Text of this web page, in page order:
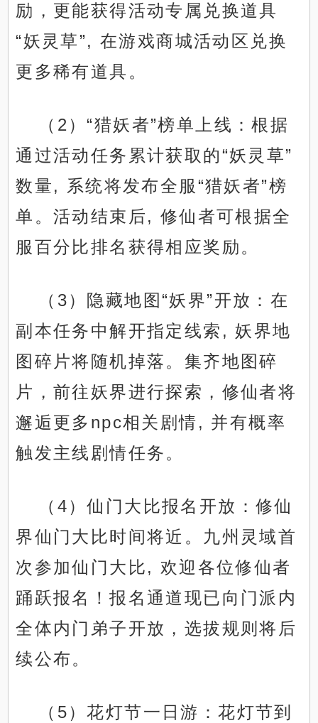
励，更能获得活动专属兑换道具
“妖灵草”, 在游戏商城活动区兑换
更多稀有道具。
（2）“猎妖者”榜单上线：根据
通过活动任务累计获取的“妖灵草”
数量, 系统将发布全服“猎妖者”榜
单。活动结束后, 修仙者可根据全
服百分比排名获得相应奖励。
（3）隐藏地图“妖界”开放：在
副本任务中解开指定线索, 妖界地
图碎片将随机掉落。集齐地图碎
片，前往妖界进行探索，修仙者将
邂逅更多npc相关剧情, 并有概率
触发主线剧情任务。
（4）仙门大比报名开放：修仙
界仙门大比时间将近。九州灵域首
次参加仙门大比, 欢迎各位修仙者
踊跃报名！报名通道现已向门派内
全体内门弟子开放，选拔规则将后
续公布。
（5）花灯节一日游：花灯节到